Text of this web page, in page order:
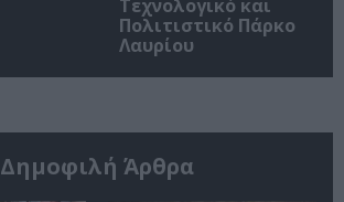
Τεχνολογικό και
Πολιτιστικό Πάρκο
Λαυρίου
Δημοφιλή Άρθρα